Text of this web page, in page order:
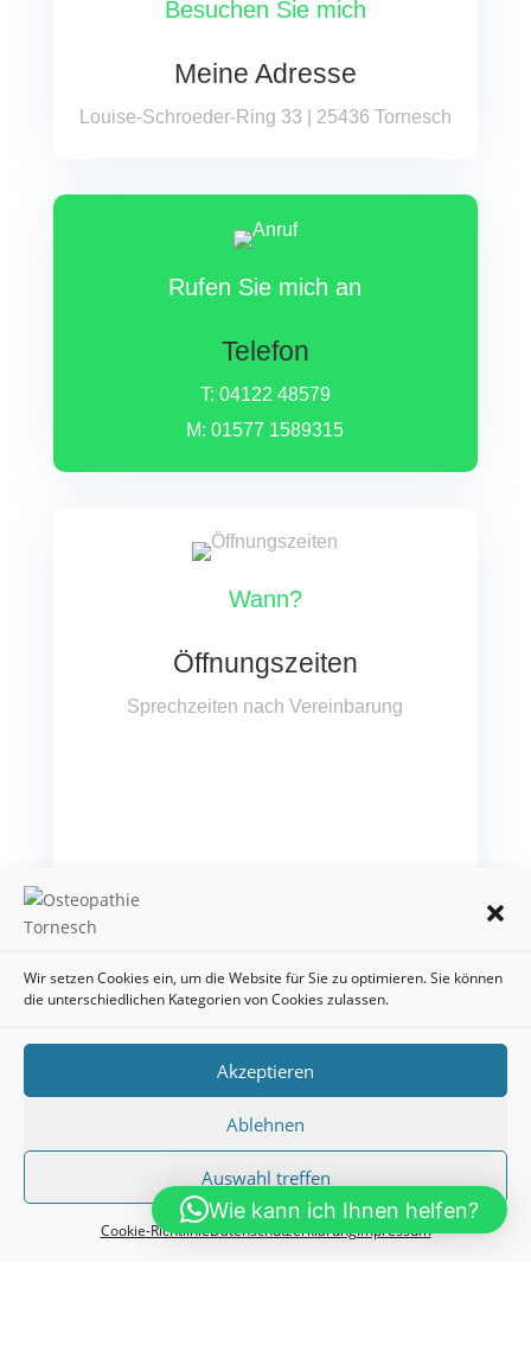
Wir setzen Cookies ein, um die Website für Sie zu optimieren. Sie können
die unterschiedlichen Kategorien von Cookies zulassen.
Akzeptieren
Ablehnen
Auswahl treffen
Cookie-RichtlinieDatenschutzerklärungImpressum
Besuchen Sie mich
Meine Adresse
Loui­se-Schroe­der-Ring 33 | 25436 Tornesch
Rufen Sie mich an
Telefon
T: 04122 48579
M:01577 1589315
Wann?
Öffnungszeiten
Sprech­zei­ten nach Vereinbarung
Wie kann ich Ihnen helfen?